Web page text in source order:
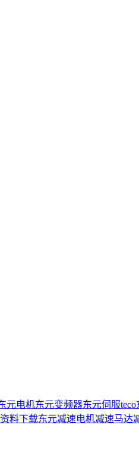
元电机东元变频器东元伺服teco
资料下载东元减速电机减速马达